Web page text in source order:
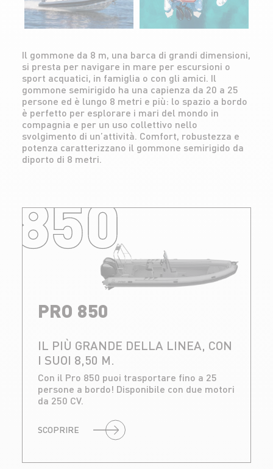
Il gommone da 8 m, una barca di grandi dimensioni,
si presta per navigare in mare per escursioni o
sport acquatici, in famiglia o con gli amici. Il
gommone semirigido ha una capienza da 20 a 25
persone ed è lungo 8 metri e più: lo spazio a bordo
è perfetto per esplorare i mari del mondo in
compagnia e per un uso collettivo nello
svolgimento di un’attività. Comfort, robustezza e
potenza caratterizzano il gommone semirigido da
diporto di 8 metri.
850
PRO 850
IL PIÙ GRANDE DELLA LINEA, CON
I SUOI 8,50 M.
Con il Pro 850 puoi trasportare fino a 25
persone a bordo! Disponibile con due motori
da 250 CV.
SCOPRIRE